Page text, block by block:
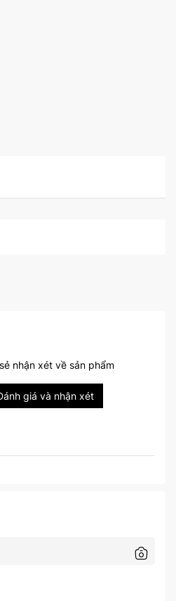
nhận xét về sản phẩm
giá và nhận xét